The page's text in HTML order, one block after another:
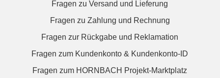
Fragen zu Versand und Lieferung
Fragen zu Zahlung und Rechnung
Fragen zur Rückgabe und Reklamation
Fragen zum Kundenkonto & Kundenkonto-ID
Fragen zum HORNBACH Projekt-Marktplatz